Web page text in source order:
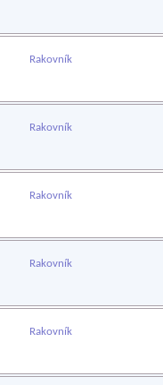
Rakovník
Rakovník
Rakovník
Rakovník
Rakovník